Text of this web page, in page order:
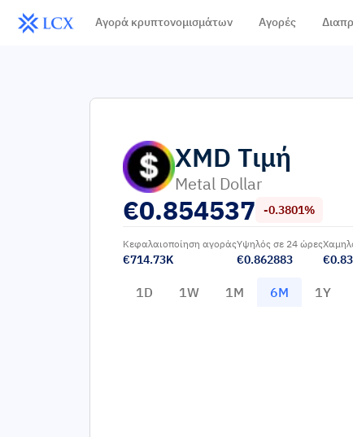
Αγορά κρυπτονομισμάτων Αγορές
XMD Τιμή
Metal Dollar
€0.854537 -0.3801%
Κεφαλαιοποίηση αγοράς
€714.73K
Υψηλός σε 24 ώρες
€0.862883
1D 1W 1M 6M 1Y